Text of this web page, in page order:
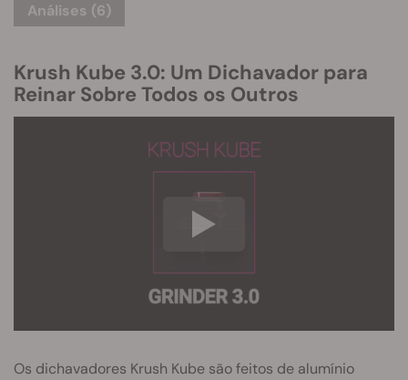
Análises (6)
Krush Kube 3.0: Um Dichavador para
Reinar Sobre Todos os Outros
Os dichavadores Krush Kube são feitos de alumínio